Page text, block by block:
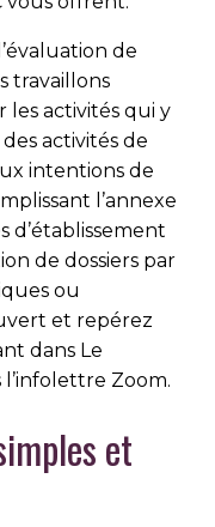
de
travaillons
les activités qui y
activités de
intentions de
l’annexe
d’établissement
de dossiers par
ou
et repérez
dans Le
Zoom.
et